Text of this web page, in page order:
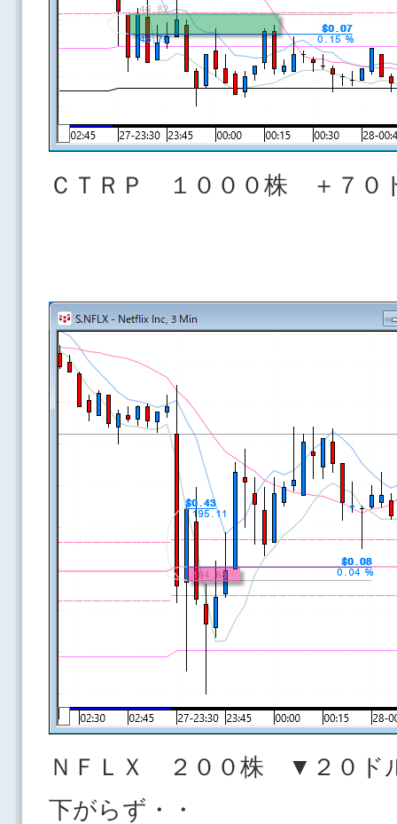
ＣＴＲＰ １０００株 ＋７０
ＮＦＬＸ ２００株 ▼２０ド
下がらず・・